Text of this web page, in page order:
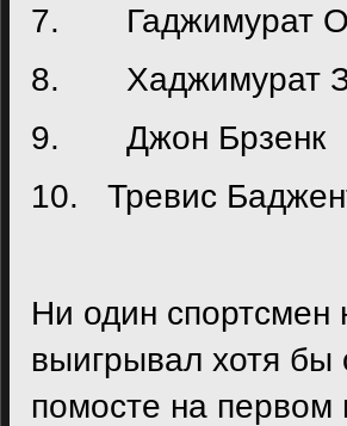
7. Гаджимурат
8. Хаджимурат
9. Джон Брзенк
10. Тревис
Ни один спортсмен
выигрывал хотя
помосте на первом